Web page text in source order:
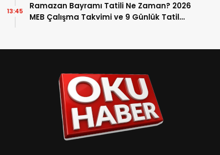
Ramazan Bayramı Tatili Ne Zaman? 2026
MEB Çalışma Takvimi ve 9 Günlük Tatil
13:45